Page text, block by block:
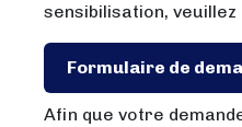
sensibilisation,
Formulaire de
Afin que votre